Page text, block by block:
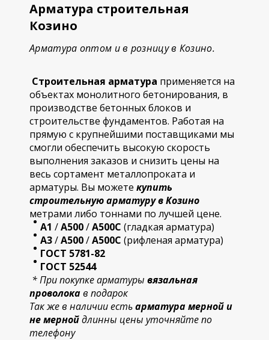
Арматура строительная
Козино
Арматура оптом и в розницу в Козино.
Строительная арматура применяется на
объектах монолитного бетонирования, в
производстве бетонных блоков и
строительстве фундаментов. Работая на
прямую с крупнейшими поставщиками мы
смогли обеспечить высокую скорость
выполнения заказов и снизить цены на
весь сортамент металлопроката и
арматуры. Вы можете купить
строительнуюарматуру в Козино
метрами либо тоннами по лучшей цене.
А1 /А500/А500С (гладкая арматура)
А3/А500/А500С (рифленая арматура)
ГОСТ 5781-82
ГОСТ 52544
* При покупке арматуры вязальная
проволокав подарок
Так же в наличии естьарматура мерной и
не мернойдлинны цены уточняйте по
телефону